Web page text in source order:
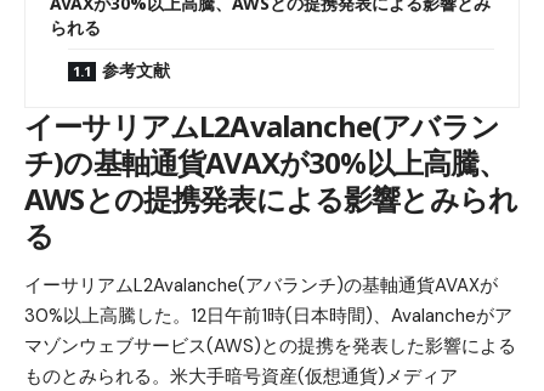
られる
参考文献
イーサリアムL2Avalanche(アバラン
チ)の基軸通貨AVAXが30%以上高騰、
AWSとの提携発表による影響とみられ
る
イーサリアムL2Avalanche(アバランチ)の基軸通貨AVAXが
30%以上高騰した。12日午前1時(日本時間)、Avalancheがア
マゾンウェブサービス(AWS)との提携を発表した影響による
ものとみられる。米大手暗号資産(仮想通貨)メディア